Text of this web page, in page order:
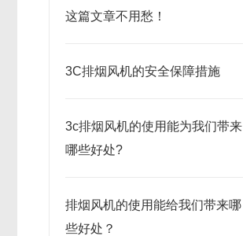
这篇文章不用愁！
3C排烟风机的安全保障措施
3c排烟风机的使用能为我们带来
哪些好处?
排烟风机的使用能给我们带来哪
些好处？